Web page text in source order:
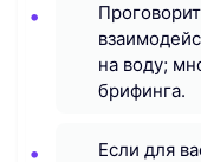
на воду;
брифинга.
Если для